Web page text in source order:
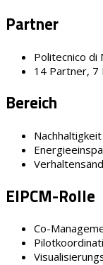
Partner
Politecnico di
14 Partner, 7
Bereich
Nachhaltigkeit
EIPCM-Rolle
Co-